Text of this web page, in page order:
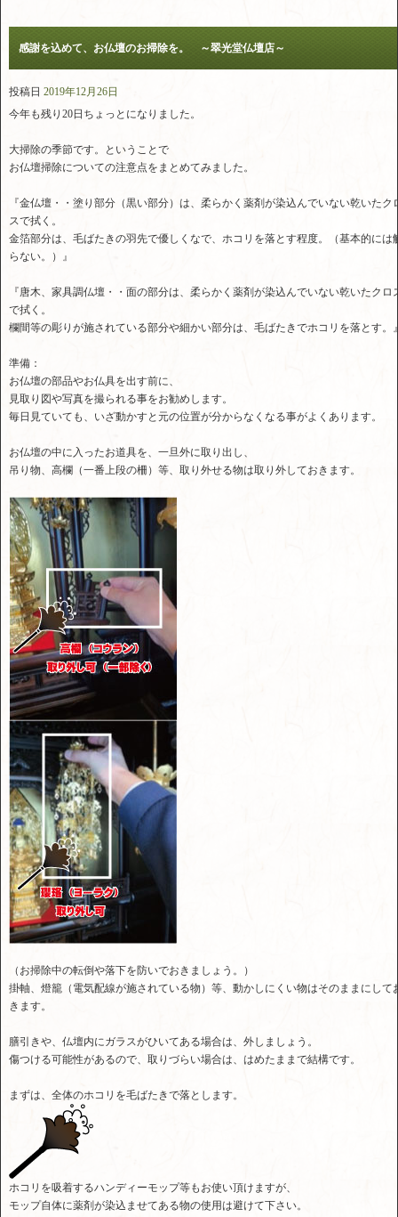
感謝を込めて、お仏壇のお掃除を。 ～翠光堂仏壇店～
投稿日 2019年12月26日
今年も残り20日ちょっとになりました。
大掃除の季節です。ということで
お仏壇掃除についての注意点をまとめてみました。
『金仏壇・・塗り部分（黒い部分）は、柔らかく薬剤が染込んでいない乾いたク
スで拭く。
金箔部分は、毛ばたきの羽先で優しくなで、ホコリを落とす程度。（基本的には
らない。）』
『唐木、家具調仏壇・・面の部分は、柔らかく薬剤が染込んでいない乾いたクロ
で拭く。
欄間等の彫りが施されている部分や細かい部分は、毛ばたきでホコリを落とす。
準備：
お仏壇の部品やお仏具を出す前に、
見取り図や写真を撮られる事をお勧めします。
毎日見ていても、いざ動かすと元の位置が分からなくなる事がよくあります。
お仏壇の中に入ったお道具を、一旦外に取り出し、
吊り物、高欄（一番上段の柵）等、取り外せる物は取り外しておきます。
（お掃除中の転倒や落下を防いでおきましょう。）
掛軸、燈籠（電気配線が施されている物）等、動かしにくい物はそのままにして
きます。
膳引きや、仏壇内にガラスがひいてある場合は、外しましょう。
傷つける可能性があるので、取りづらい場合は、はめたままで結構です。
まずは、全体のホコリを毛ばたきで落とします。
ホコリを吸着するハンディーモップ等もお使い頂けますが、
モップ自体に薬剤が染込ませてある物の使用は避けて下さい。